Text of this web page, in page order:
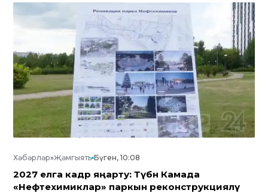
Хәбәрләр»Җәмгыять Бүген, 10:08
2027 елга кадәр яңарту: Түбән Камада
«Нефтехимиклар» паркын реконструкцияләү